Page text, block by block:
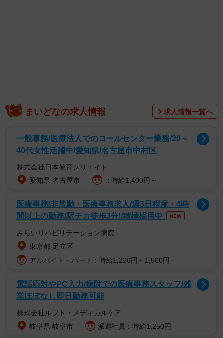
しかし、たとえ玉ネギを食べたとして、この事実をなかっ
たことにする魔法の薬というものは、残念ながら有りませ
ん。その有害な成分が消化管から吸収されて、ひとたび体
はなく体外なのです。）、治療はすなわち、出現した症状
を軽減させる対症療法と、体内に入ってしまった有害成分
を早く対外に排出させる…つまり解毒させるというふたつ
が主眼となります。まだ食べたばかりで、その有害成分が
胃の中にある場合には、『強制的に吐かせる』という強引
さて、玉ネギには注意しているから大丈夫…と思っておら
れる方！人間の内服するお薬やサプリメントにも注意を払
ってください。チャック付きラミネート袋に入っているか
まいどなの求人情報 求人情報一覧へ
一般事務/医療法人でのコールセンター業務/20～
40代女性活躍中/愛知県/名古屋市中村区
株式会社日本教育クリエイト
愛知県 名古屋市
：時給1,400円～
医療事務/非常勤・医療事務求人/週3日程度・4時
間以上の勤務/駅チカ徒歩3分!/積極採用中
NEW
みらいリハビリテーション病院
東京都 足立区
アルバイト・パート：時給1,226円～1,500円
電話応対やPC入力/病院での医療事務スタッフ/残
業ほぼなし即日勤務可能
株式会社ルフト・メディカルケア
岐阜県 岐阜市
派遣社員：時給1,250円